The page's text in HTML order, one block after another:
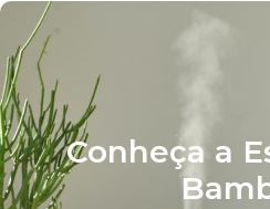
Conheça a